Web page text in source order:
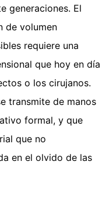
generaciones. El
de volumen
requiere una
que hoy en día
o los cirujanos.
transmite de manos
formal, y que
que no
en el olvido de las